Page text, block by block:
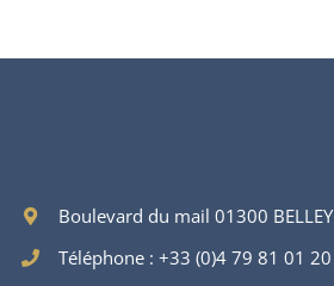
Boulevard du mail 01300 BELLEY
Téléphone : +33 (0)4 79 81 01 20